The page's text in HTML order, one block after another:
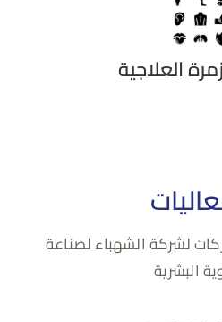
العلاجية
لشركة الشهباء لصناعة
البشرية